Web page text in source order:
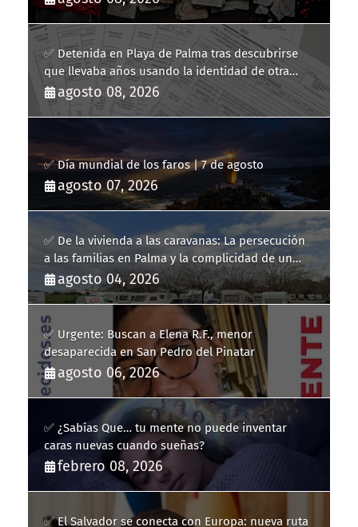
✅ Detenida en Playa de Palma tras descubrirse
que llevaba años usando la identidad de otra
persona
agosto 08, 2026
✅ Día mundial de los faros | 7 de agosto
agosto 07, 2026
✅ De la vivienda a las caravanas: La persecución
a las familias en Palma y la complicidad de un
fracaso heredado
agosto 04, 2026
✅ Urgente: Buscan a Elena R.F., menor
desaparecida en San Pedro del Pinatar
agosto 06, 2026
✅ ¿Sabías Que… tu mente no puede inventar
caras nuevas cuando sueñas?
febrero 08, 2026
✅ El Salvador se conecta con Europa: nueva ruta